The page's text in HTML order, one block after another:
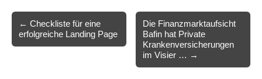
Post
navigation
← Checkliste für eine
erfolgreiche Landing Page
Die Finanzmarktaufsicht
Bafin hat Private
Krankenversicherungen
im Visier … →